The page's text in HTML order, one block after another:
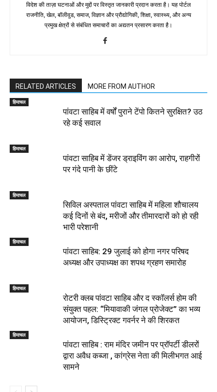
विदेश की ताज़ा घटनाओं और मुद्दों पर विस्तृत जानकारी प्रदान करता है। यह पोर्टल
राजनीति, खेल, बॉलीवुड, समाज, विज्ञान और प्रौद्योगिकी, शिक्षा, स्वास्थ्य, और अन्य
प्रमुख क्षेत्रों से संबंधित समाचारों का अद्यतन प्रसारण करता है।
RELATED ARTICLES MORE FROM AUTHOR
हिमाचल
पांवटा साहिब में वर्षों पुराने टेंपो कितने सुरक्षित? उठ
रहे कई सवाल
हिमाचल
पांवटा साहिब में डेंजर ड्राइविंग का आरोप, राहगीरों
पर गंदे पानी के छींटे
हिमाचल
सिविल अस्पताल पांवटा साहिब में महिला शौचालय
कई दिनों से बंद, मरीजों और तीमारदारों को हो रही
भारी परेशानी
हिमाचल
पांवटा साहिब: 29 जुलाई को होगा नगर परिषद
अध्यक्ष और उपाध्यक्ष का शपथ ग्रहण समारोह
हिमाचल
​रोटरी क्लब पांवटा साहिब और द स्कॉलर्स होम की
संयुक्त पहल: “मियावाकी जंगल प्रोजेक्ट” का भव्य
आयोजन, डिस्ट्रिक्ट गवर्नर ने की शिरकत
हिमाचल
पांवटा साहिब : राम मंदिर जमीन पर प्रॉपर्टी डीलरों
द्वारा अवैध कब्जा , कांग्रेस नेता की मिलीभगत आई
सामने